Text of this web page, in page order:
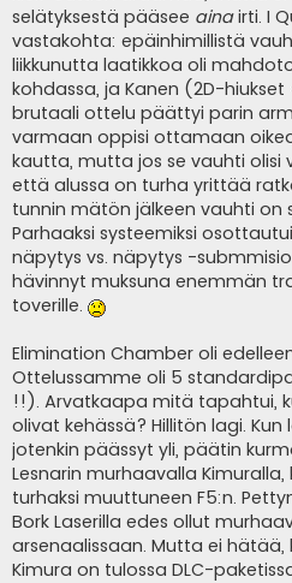
selätyksestä pääsee ainairti. I
vastakohta: epäinhimillistä
liikkunutta laatikkoa oli
kohdassa, ja Kanen (2D-hiukset
brutaali ottelu päättyi parin
varmaan oppisi ottamaan
kautta, mutta jos se vauhti olisi
että alussa on turha yrittää
tunnin mätön jälkeen vauhti on
Parhaaksi systeemiksi
näpytys vs. näpytys -
hävinnyt muksuna enemmän
toverille.
Elimination Chamber oli
Ottelussamme oli 5
!!). Arvatkaapa mitä tapahtui,
olivat kehässä? Hillitön lagi.
jotenkin päässyt yli, päätin
Lesnarin murhaavalla
turhaksi muuttuneen F5:n.
Bork Laserilla edes ollut
arsenaalissaan. Mutta ei hätää,
Kimura on tulossa DLC-